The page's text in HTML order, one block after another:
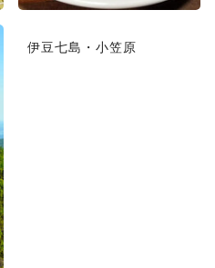
伊豆七島・小笠原